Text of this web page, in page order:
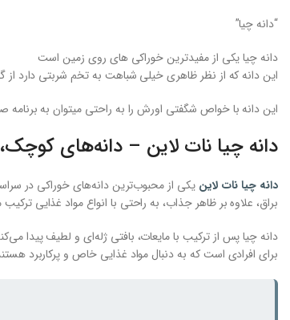
“دانه چیا”
دانه چیا یکی از مفیدترین خوراکی های روی زمین است
این دانه که از نظر ظاهری خیلی شباهت به تخم شربتی دارد از
این دانه با خواص شگفتی اورش را به راحتی میتوان به برنامه
دانه چیا نات لاین – دانه‌های کوچک،
دانه چیا نات لاین یکی از محبوب‌ترین دانه‌های خوراکی در
براق، علاوه بر ظاهر جذاب، به راحتی با انواع مواد غذایی
دانه چیا پس از ترکیب با مایعات، بافتی ژله‌ای و لطیف پیدا
برای افرادی است که به دنبال مواد غذایی خاص و پرکاربرد